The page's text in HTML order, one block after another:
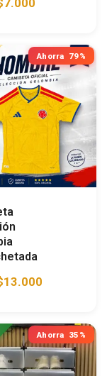
7.000
Ahorra 79%
13.000
Ahorra 35%